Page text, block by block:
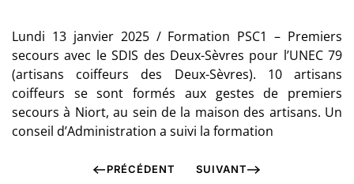
Lundi 13 janvier 2025 / Formation PSC1 – Premiers
secours avec le SDIS des Deux-Sèvres pour l’UNEC 79
(artisans coiffeurs des Deux-Sèvres). 10 artisans
coiffeurs se sont formés aux gestes de premiers
secours à Niort, au sein de la maison des artisans. Un
conseil d’Administration a suivi la formation
PRÉCÉDENT SUIVANT